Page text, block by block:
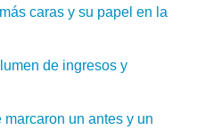
caras y su papel en la
de ingresos y
un antes y un